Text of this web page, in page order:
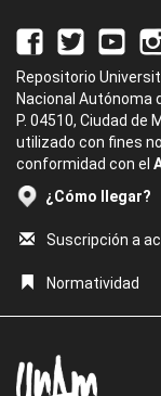
Repositorio
Nacional Autónoma
P. 04510, Ciudad de
utilizado con fines
conformidad con el
¿Cómo llegar?
Suscripción a
Normatividad